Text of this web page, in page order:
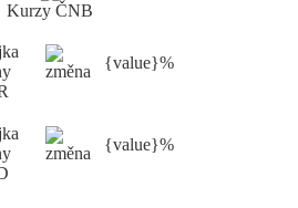
Kurzy ČNB
{value}%
{value}%